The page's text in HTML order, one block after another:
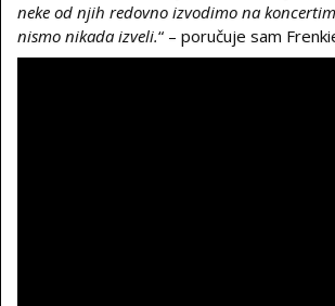
neke od njih redovno izvodimo na
nismo nikada izveli.“ – poručuje sam